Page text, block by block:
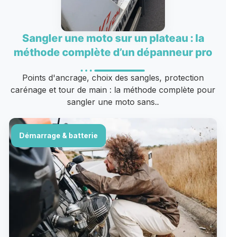
Sangler une moto sur un plateau : la
méthode complète d’un dépanneur pro
Points d'ancrage, choix des sangles, protection
carénage et tour de main : la méthode complète pour
sangler une moto sans..
Démarrage & batterie